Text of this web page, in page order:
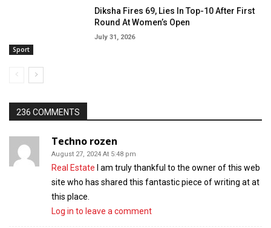
Sport
Diksha Fires 69, Lies In Top-10 After First
Round At Women’s Open
July 31, 2026
236 COMMENTS
Techno rozen
August 27, 2024 At 5:48 pm
Real Estate I am truly thankful to the owner of this web
site who has shared this fantastic piece of writing at at
this place.
Log in to leave a comment